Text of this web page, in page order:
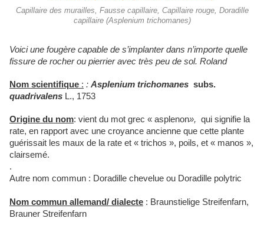
Capillaire des murailles, Fausse capillaire, Capillaire rouge, Doradille
capillaire (Asplenium trichomanes)
Voici une fougère capable de s’implanter dans n’importe quelle
fissure de rocher ou pierrier avec très peu de sol. Roland
Nom scientifique : : Asplenium trichomanes subs.
quadrivalens L., 1753
Origine du nom: vient du mot grec « asplenon», qui signifie la
rate, en rapport avec une croyance ancienne que cette plante
guérissait les maux de la rate et « trichos », poils, et « manos »,
clairsemé.
.
Autre nom commun : Doradille chevelue ou Doradille polytric
Nom commun allemand/ dialecte : Braunstielige Streifenfarn,
Brauner Streifenfarn